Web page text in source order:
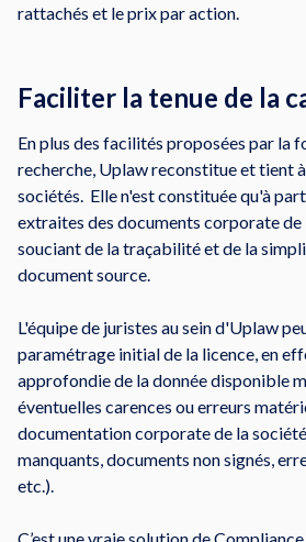
rattachés et le prix par action.
Faciliter la tenue de la
En plus des facilités proposées par la
recherche, Uplaw reconstitue et tient
sociétés. Elle n'est constituée qu'à
extraites des documents corporate de
souciant de la traçabilité et de la
document source.
L'équipe de juristes au sein d'Uplaw
paramétrage initial de la licence, en
approfondie de la donnée disponible
éventuelles carences ou erreurs
documentation corporate de la
manquants, documents non signés,
etc.).